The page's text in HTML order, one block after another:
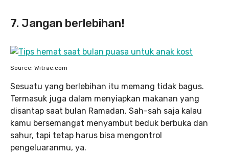
7. Jangan berlebihan!
Source: Witrae.com
Sesuatu yang berlebihan itu memang tidak bagus.
Termasuk juga dalam menyiapkan makanan yang
disantap saat bulan Ramadan. Sah-sah saja kalau
kamu bersemangat menyambut beduk berbuka dan
sahur, tapi tetap harus bisa mengontrol
pengeluaranmu, ya.